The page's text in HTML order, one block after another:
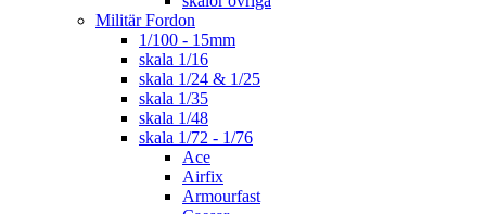
Militär Fordon
1/100 - 15mm
skala 1/16
skala 1/24 & 1/25
skala 1/35
skala 1/48
skala 1/72 - 1/76
Ace
Airfix
Armourfast